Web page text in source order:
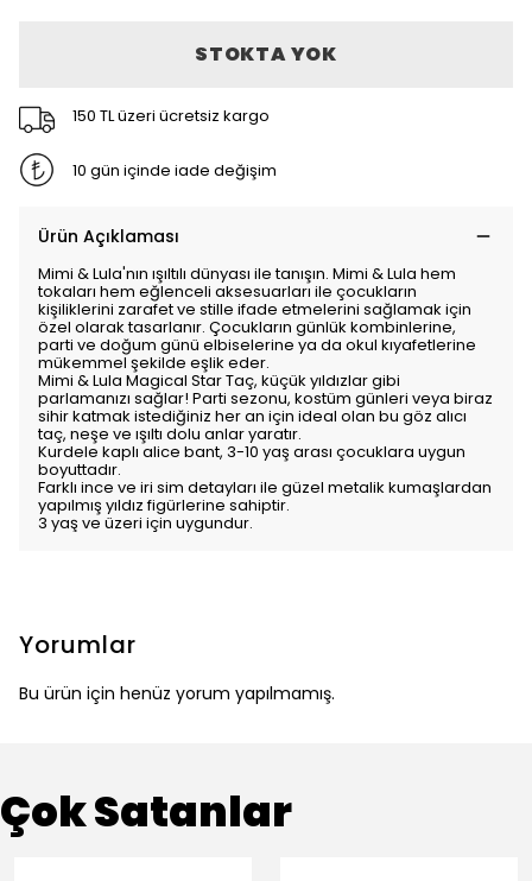
STOKTA YOK
150 TL üzeri ücretsiz kargo
10 gün içinde iade değişim
Ürün Açıklaması
Mimi & Lula'nın ışıltılı dünyası ile tanışın. Mimi & Lula hem
tokaları hem eğlenceli aksesuarları ile çocukların
kişiliklerini zarafet ve stille ifade etmelerini sağlamak için
özel olarak tasarlanır. Çocukların günlük kombinlerine,
parti ve doğum günü elbiselerine ya da okul kıyafetlerine
mükemmel şekilde eşlik eder.
Mimi & Lula Magical Star Taç, küçük yıldızlar gibi
parlamanızı sağlar! Parti sezonu, kostüm günleri veya biraz
sihir katmak istediğiniz her an için ideal olan bu göz alıcı
taç, neşe ve ışıltı dolu anlar yaratır.
Kurdele kaplı alice bant, 3-10 yaş arası çocuklara uygun
boyuttadır.
Farklı ince ve iri sim detayları ile güzel metalik kumaşlardan
yapılmış yıldız figürlerine sahiptir.
3 yaş ve üzeri için uygundur.
Yorumlar
Bu ürün için henüz yorum yapılmamış.
Çok Satanlar